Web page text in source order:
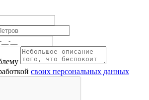
своих персональных данных